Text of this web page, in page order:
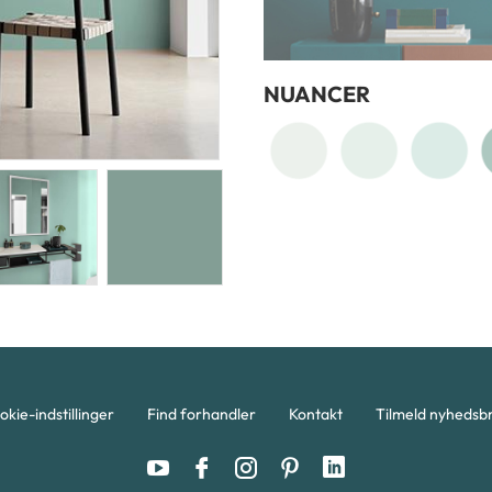
NUANCER
indstillinger Find forhandler Kontakt Tilmeld